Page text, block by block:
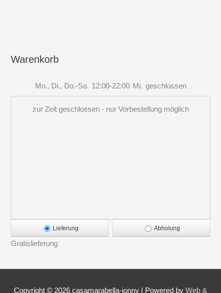
Warenkorb
Mo., Di., Do.-So. 12:00-22:00 Mi. geschlossen
zur Zeit geschlossen - nur Vorbestellung möglich
Lieferung Abholung
Gratislieferung
Copyright © 2026 casamarabella-jonny | Powered by Web &